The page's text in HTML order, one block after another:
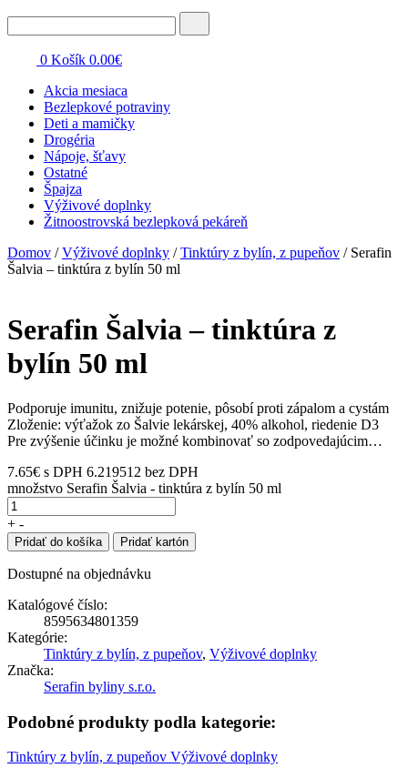
0 Košík 0.00€
Akcia mesiaca
Bezlepkové potraviny
Deti a mamičky
Drogéria
Nápoje, šťavy
Ostatné
Špajza
Výživové doplnky
Žitnoostrovská bezlepková pekáreň
Domov /Výživové doplnky /Tinktúry z bylín, z pupeňov / Serafin
Šalvia – tinktúra z bylín 50 ml
Serafin Šalvia – tinktúra z
bylín 50 ml
Podporuje imunitu, znižuje potenie, pôsobí proti zápalom a cystám
Zloženie: výťažok zo Šalvie lekárskej, 40% alkohol, riedenie D3
Pre zvýšenie účinku je možné kombinovať so zodpovedajúcim…
7.65€ s DPH 6.219512 bez DPH
množstvo Serafin Šalvia - tinktúra z bylín 50 ml
+ -
Pridať do košíka Pridať kartón
Dostupné na objednávku
Katalógové číslo:
8595634801359
Kategórie:
Tinktúry z bylín, z pupeňov, Výživové doplnky
Značka:
Serafin byliny s.r.o.
Podobné produkty podla kategorie:
Tinktúry z bylín, z pupeňov Výživové doplnky